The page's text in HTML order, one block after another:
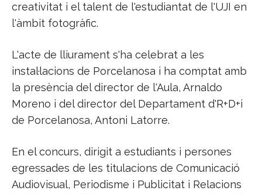
creativitat i el talent de l'estudiantat de l'UJI en
l'àmbit fotogràfic.
L'acte de lliurament s'ha celebrat a les
instal·lacions de Porcelanosa i ha comptat amb
la presència del director de l'Aula, Arnaldo
Moreno i del director del Departament d'R+D+i
de Porcelanosa, Antoni Latorre.
En el concurs, dirigit a estudiants i persones
egressades de les titulacions de Comunicació
Audiovisual, Periodisme i Publicitat i Relacions